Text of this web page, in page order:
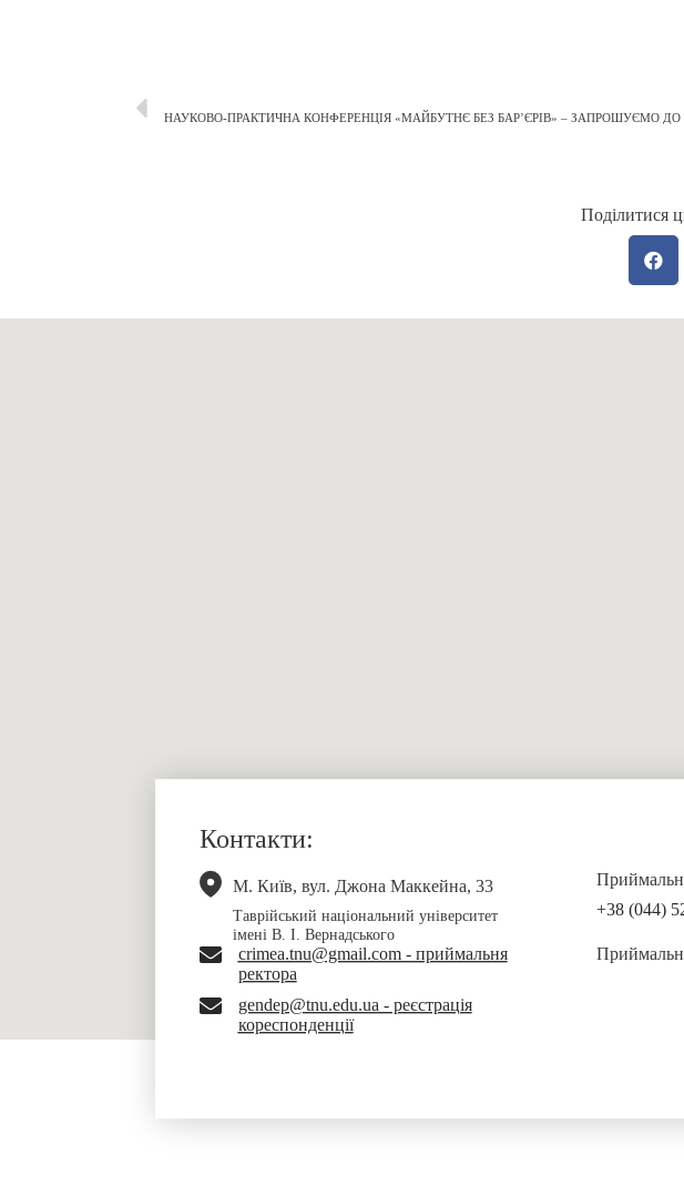
НАУКОВО-ПРАКТИЧНА КОНФЕРЕНЦІЯ «МАЙБУТНЄ БЕЗ БАР’ЄРІВ» – ЗАПРОШУЄМО ДО
Поділитися
Контакти:
М. Київ, вул. Джона Маккейна, 33
Таврійський національний університет
імені В. І. Вернадського
crimea.tnu@gmail.com - приймальня
ректора
gendep@tnu.edu.ua - реєстрація
кореспонденції
+38 (044)